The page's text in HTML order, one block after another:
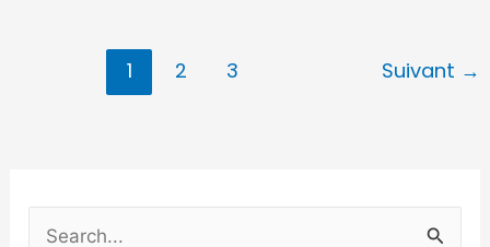
1 2 3 Suivant →